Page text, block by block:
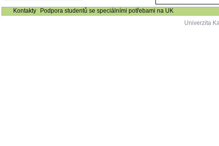
Kontakty
Podpora studentů se speciálními potřebami na UK
Univerzita